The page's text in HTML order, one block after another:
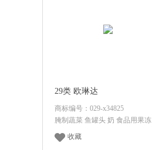
29类 欧琳达
商标编号：029-x34825
腌制蔬菜 鱼罐头 奶 食品用果冻
收藏